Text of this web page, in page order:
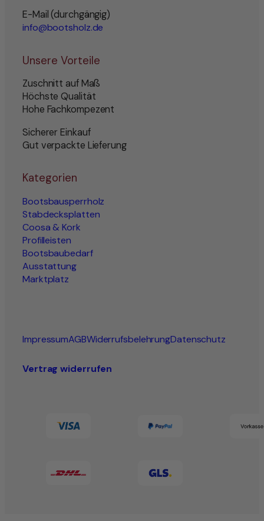
E-Mail (durchgängig)
info@bootsholz.de
Unsere Vorteile
Zuschnitt auf Maß
Höchste Qualität
Hohe Fachkompezent
Sicherer Einkauf
Gut verpackte Lieferung
Kategorien
Bootsbausperrholz
Stabdecksplatten
Coosa & Kork
Profilleisten
Bootsbaubedarf
Ausstattung
Marktplatz
ImpressumAGBWiderrufsbelehrungDatenschutz
Vertrag widerrufen